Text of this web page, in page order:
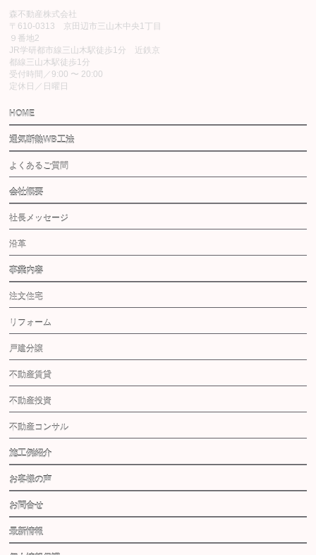
森不動産株式会社
〒610-0313 京田辺市三山木中央1丁目
９番地2
JR学研都市線三山木駅徒歩1分 近鉄京
都線三山木駅徒歩1分
受付時間／9:00 〜 20:00
定休日／日曜日
HOME
通気断熱WB工法
よくあるご質問
会社概要
社長メッセージ
沿革
事業内容
注文住宅
リフォーム
戸建分譲
不動産賃貸
不動産投資
不動産コンサル
施工例紹介
お客様の声
お問合せ
最新情報